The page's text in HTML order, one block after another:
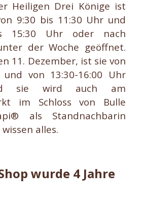
Heiligen Drei Könige ist
9:30 bis 11:30 Uhr und
15:30 Uhr oder nach
der Woche geöffnet.
11. Dezember, ist sie von
und von 13:30-16:00 Uhr
sie wird auch am
im Schloss von Bulle
als Standnachbarin
alles.
wurde 4 Jahre